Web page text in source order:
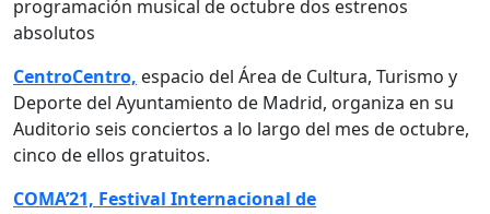
CentroCentro, espacio del Área de Cultura, Turismo y
Deporte del Ayuntamiento de Madrid, organiza en su
Auditorio seis conciertos a lo largo del mes de octubre,
cinco de ellos gratuitos.
COMA’21, Festival Internacional de